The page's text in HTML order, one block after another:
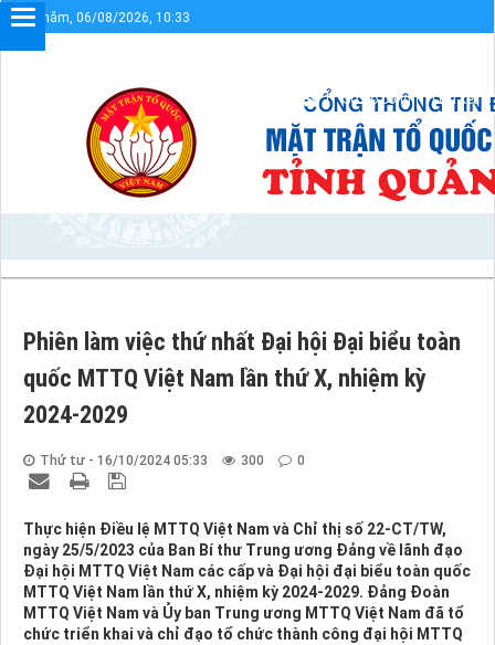
Thứ năm, 06/08/2026, 10:33
đến với Cổng thông tin điện tử UBMTTQVN tỉnh Quảng Trị
Sơ đồ cổng Liên kết
Phiên làm việc thứ nhất Đại hội Đại biểu toàn
quốc MTTQ Việt Nam lần thứ X, nhiệm kỳ
2024-2029
Thứ tư - 16/10/2024 05:33 300 0
Thực hiện Điều lệ MTTQ Việt Nam và Chỉ thị số 22-CT/TW,
ngày 25/5/2023 của Ban Bí thư Trung ương Đảng về lãnh đạo
Đại hội MTTQ Việt Nam các cấp và Đại hội đại biểu toàn quốc
MTTQ Việt Nam lần thứ X, nhiệm kỳ 2024-2029. Đảng Đoàn
MTTQ Việt Nam và Ủy ban Trung ương MTTQ Việt Nam đã tổ
chức triển khai và chỉ đạo tổ chức thành công đại hội MTTQ